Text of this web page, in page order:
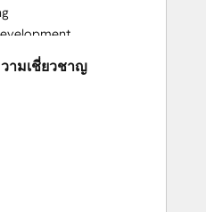
Alignment
ามเชี่ยวชาญ